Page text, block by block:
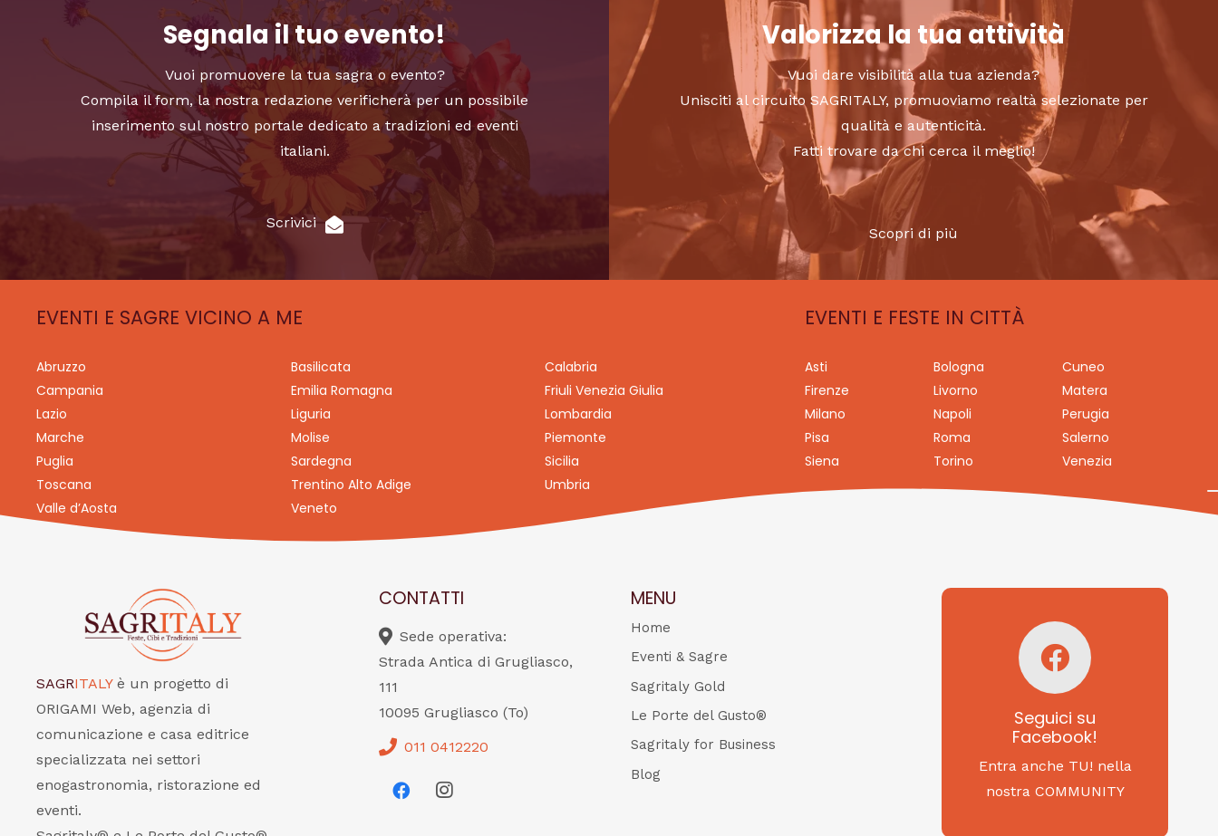
Segnala il tuo evento!
Vuoi promuovere la tua sagra o evento?
Compila il form, la nostra redazione verificherà per un possibile
inserimento sul nostro portale dedicato a tradizioni ed eventi
italiani.
Scrivici
Valorizza la tua attività
Vuoi dare visibilità alla tua azienda?
Unisciti al circuito SAGRITALY, promuoviamo realtà selezionate per
qualità e autenticità.
Fatti trovare da chi cerca il meglio!
Scopri di più
EVENTI E SAGRE VICINO A ME
Abruzzo Basilicata
Calabria
Campania
Emilia Romagna
Friuli Venezia Giulia
Lazio
Liguria
Lombardia
Marche
Molise
Piemonte
Puglia
Sardegna
Sicilia
Toscana
Trentino Alto Adige
Umbria
Valle d’Aosta
Veneto
EVENTI E FESTE IN CITTÀ
Asti Bologna
Cuneo
Firenze
Livorno
Matera
Milano
Napoli
Perugia
Pisa
Roma
Salerno
Siena
Torino Venezia
SAGRITALY è un progetto di
ORIGAMI Web, agenzia di
comunicazione e casa editrice
specializzata nei settori
enogastronomia, ristorazione ed
eventi.
CONTATTI
Sede operativa:
Strada Antica di Grugliasco,
111
10095 Grugliasco (To)
011 0412220
MENU
Home
Eventi & Sagre
Sagritaly Gold
Le Porte del Gusto®
Sagritaly for Business
Blog
Seguici su
Facebook!
Entra anche TU! nella
nostra COMMUNITY
Seguici su
Facebook!
SAGRITALY
Feste, cibi e tradizioni
da Nord a Sud...